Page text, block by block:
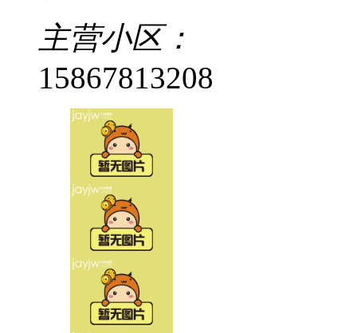
主营小区：
15867813208